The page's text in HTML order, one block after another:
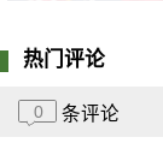
热门评论
0 条评论